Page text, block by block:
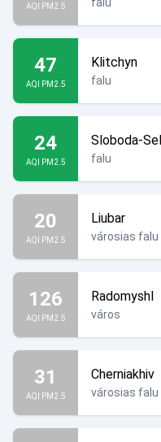
AQI PM2.5
47
AQI PM2.5
Klitchyn
falu
24
AQI PM2.5
Sloboda-
falu
20
AQI PM2.5
Liubar
városias falu
126
AQI PM2.5
Radomyshl
város
31
AQI PM2.5
Cherniakhiv
városias falu